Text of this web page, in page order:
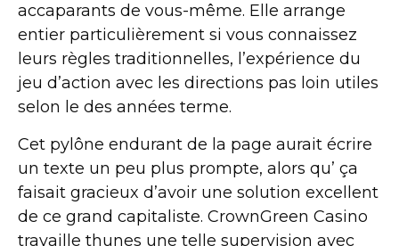
accaparants de vous-même. Elle arrange
entier particulièrement si vous connaissez
leurs règles traditionnelles, l’expérience du
jeu d’action avec les directions pas loin utiles
selon le des années terme.
Cet pylône endurant de la page aurait écrire
un texte un peu plus prompte, alors qu’ ça
faisait gracieux d’avoir une solution excellent
de ce grand capitaliste. CrownGreen Casino
travaille thunes une telle supervision avec